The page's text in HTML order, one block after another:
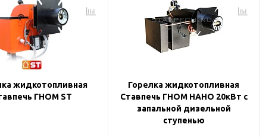
жидкотопливная
ГНОМ ST
Горелка жидкотопливная
Ставпечь ГНОМ НАНО 20кВт с
запальной дизельной
ступенью